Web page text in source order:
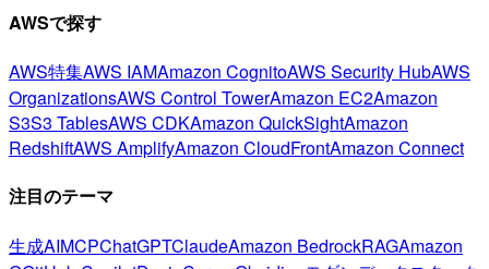
AWSで探す
AWS特集AWS IAMAmazon CognitoAWS Security HubAWS
OrganizationsAWS Control TowerAmazon EC2Amazon
S3S3 TablesAWS CDKAmazon QuickSightAmazon
RedshiftAWS AmplifyAmazon CloudFrontAmazon Connect
注目のテーマ
生成AIMCPChatGPTClaudeAmazon BedrockRAGAmazon